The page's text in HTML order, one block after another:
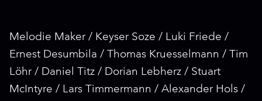
Melodie Maker / Keyser Soze / Luki Friede /
Ernest Desumbila / Thomas Kruesselmann / Tim
Löhr / Daniel Titz / Dorian Lebherz / Stuart
McIntyre / Lars Timmermann / Alexander Hols /